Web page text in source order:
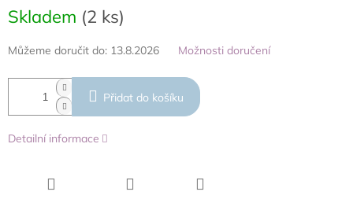
cena:
Skladem (2 ks)
Můžeme doručit do: 13.8.2026 Možnosti doručení
Přidat do košíku
Detailní informace